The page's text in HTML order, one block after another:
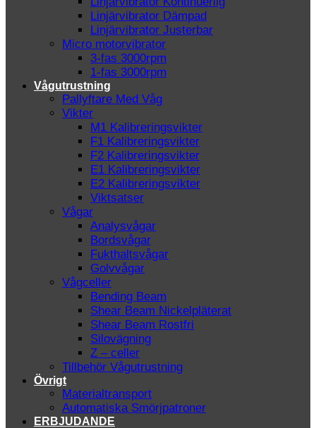
Linjärvibrator Dämpad
Linjärvibrator Justerbar
Micro motorvibrator
3-fas 3000rpm
1-fas 3000rpm
Vågutrustning
Pallyftare Med Våg
Vikter
M1 Kalibreringsvikter
F1 Kalibreringsvikter
F2 Kalibreringsvikter
E1 Kalibreringsvikter
E2 Kalibreringsvikter
Viktsatser
Vågar
Analysvågar
Bordsvågar
Fukthaltsvågar
Golvvågar
Vågceller
Bending Beam
Shear Beam Nickelpläterat
Shear Beam Rostfri
Silovägning
Z – celler
Tillbehör Vågutrustning
Övrigt
Materialtransport
Automatiska Smörjpatroner
ERBJUDANDE